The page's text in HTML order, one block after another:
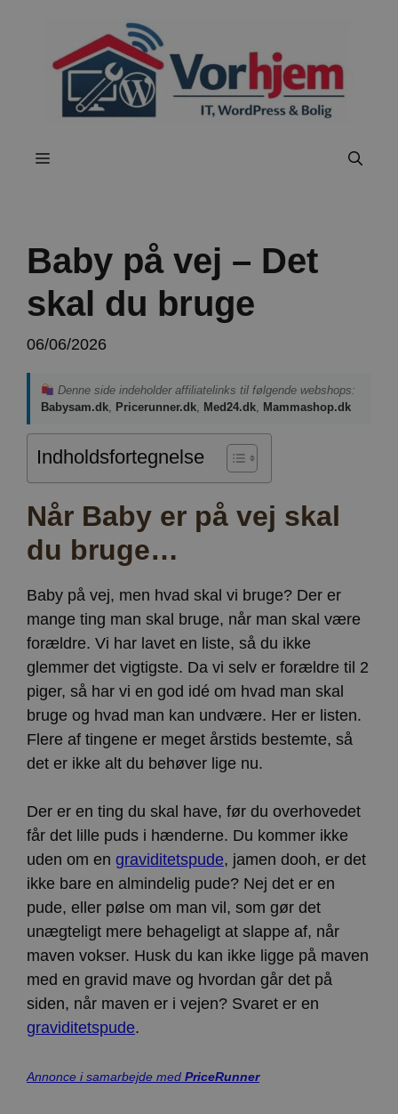
Menu
Baby på vej – Det
skal du bruge
06/06/2026
Denne side indeholder affiliatelinks til følgende webshops:
Babysam.dk, Pricerunner.dk, Med24.dk, Mammashop.dk
Indholdsfortegnelse
Når Baby er på vej skal
du bruge…
Baby på vej, men hvad skal vi bruge? Der er
mange ting man skal bruge, når man skal være
forældre. Vi har lavet en liste, så du ikke
glemmer det vigtigste. Da vi selv er forældre til 2
piger, så har vi en god idé om hvad man skal
bruge og hvad man kan undvære. Her er listen.
Flere af tingene er meget årstids bestemte, så
det er ikke alt du behøver lige nu.
Der er en ting du skal have, før du overhovedet
får det lille puds i hænderne. Du kommer ikke
uden om en graviditetspude, jamen dooh, er det
ikke bare en almindelig pude? Nej det er en
pude, eller pølse om man vil, som gør det
unægteligt mere behageligt at slappe af, når
maven vokser. Husk du kan ikke ligge på maven
med en gravid mave og hvordan går det på
siden, når maven er i vejen? Svaret er en
graviditetspude.
Annonce i samarbejde med PriceRunner